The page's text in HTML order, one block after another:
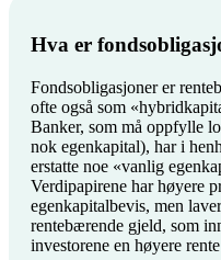
Hva er
Fondsobligasjoner er
ofte også som
Banker, som må oppfylle
nok egenkapital), har i
erstatte noe «vanlig
Verdipapirene har høyere
egenkapitalbevis, men
rentebærende gjeld, som
investorene en høyere